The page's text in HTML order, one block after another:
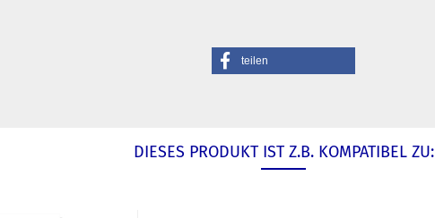
teilen
DIESES PRODUKT IST Z.B. KOMPATIBEL ZU: